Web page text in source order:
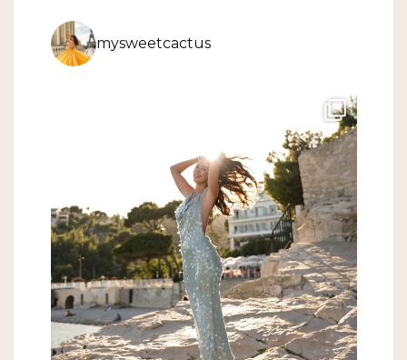
mysweetcactus